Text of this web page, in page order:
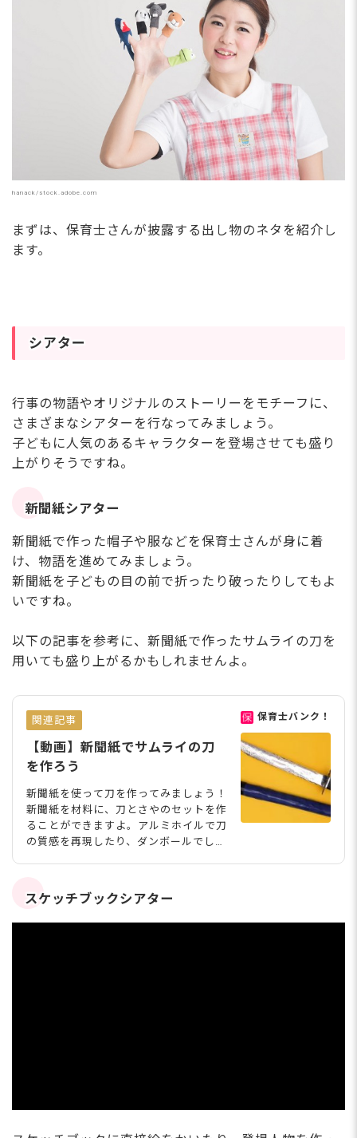
hanack/stock.adobe.com
まずは、保育士さんが披露する出し物のネタを紹介し
ます。
シアター
行事の物語やオリジナルのストーリーをモチーフに、
さまざまなシアターを行なってみましょう。
子どもに人気のあるキャラクターを登場させても盛り
上がりそうですね。
新聞紙シアター
新聞紙で作った帽子や服などを保育士さんが身に着
け、物語を進めてみましょう。
新聞紙を子どもの目の前で折ったり破ったりしてもよ
いですね。
以下の記事を参考に、新聞紙で作ったサムライの刀を
用いても盛り上がるかもしれませんよ。
関連記事
【動画】新聞紙でサムライの刀
を作ろう
新聞紙を使って刀を作ってみましょう！
新聞紙を材料に、刀とさやのセットを作
ることができますよ。アルミホイルで刀
の質感を再現したり、ダンボールでしっ
っこなどにも使えそうですね。詳しい工
程を動画つきで紹介するので作り方の参
考にしてみてくださいね。 動画 用意す
保育士バンク！
スケッチブックシアター